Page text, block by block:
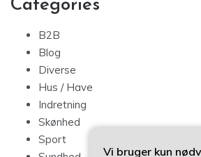
Categories
B2B
Blog
Diverse
Hus / Have
Indretning
Skønhed
Sport
Vi bruger kun